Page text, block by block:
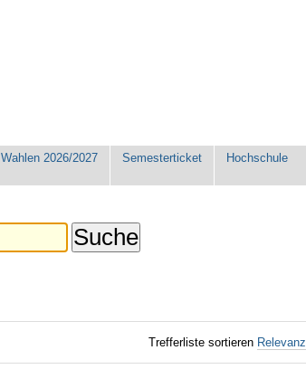
Wahlen 2026/2027 Semesterticket Hochschule
Trefferliste sortieren Relevanz